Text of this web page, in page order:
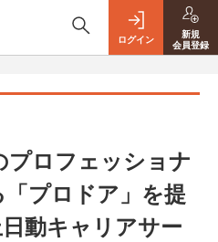
ログイン
新規
会員登録
プロフェッショナ
プロドア」を提
動キャリアサー